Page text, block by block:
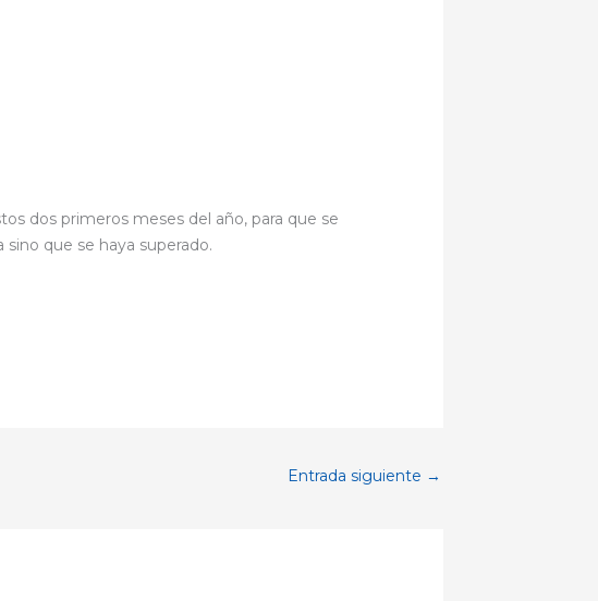
dos primeros meses del año, para que se
que se haya superado.
Entrada siguiente →